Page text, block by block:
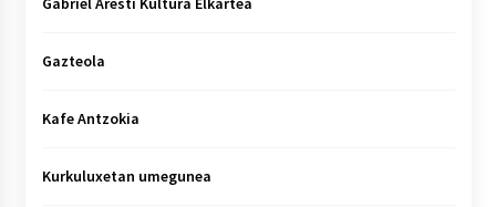
Gazteola
Kafe Antzokia
Kurkuluxetan umegunea